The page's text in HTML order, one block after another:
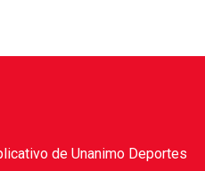
de Unanimo Deportes